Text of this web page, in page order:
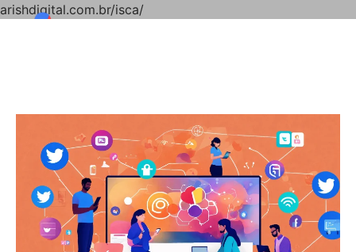
arishdigital.com.br/isca/